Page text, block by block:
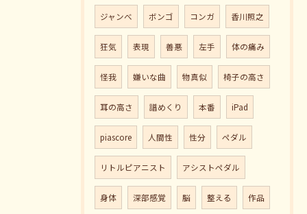
ジャンべ ボンゴ コンガ 香川照之
狂気 表現 善悪 左手 体の痛み
怪我 嫌いな曲 物真似 椅子の高さ
耳の高さ 譜めくり 本番 iPad
piascore 人間性 性分 ペダル
リトルピアニスト アシストペダル
身体 深部感覚 脳 整える 作品